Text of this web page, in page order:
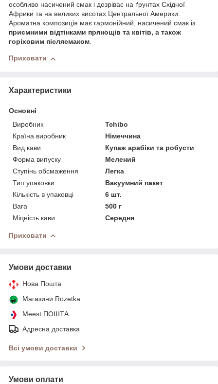
особливо насичений смак і дозріває на ґрунтах Східної
Африки та на великих висотах Центральної Америки.
Ароматна композиція має гармонійний, насичений смак із
приємними відтінками прянощів та квітів, а також
горіховим післясмаком.
Приховати
Характеристики
Основні
Виробник
Tchibo
Країна виробник
Німеччина
Вид кави
Купаж арабіки та робусти
Форма випуску
Мелений
Ступінь обсмаження
Легка
Тип упаковки
Вакуумний пакет
Кількість в упаковці
6 шт.
Вага
500 г
Міцність кави
Середня
Приховати
Умови доставки
Нова Пошта
Магазини Rozetka
Meest ПОШТА
Адресна доставка
Всі умови доставки
Умови оплати